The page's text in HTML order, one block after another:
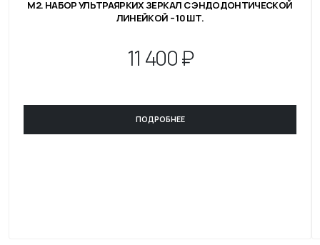
М2. НАБОР УЛЬТРАЯРКИХ ЗЕРКАЛ С ЭНДОДОНТИЧЕСКОЙ
ЛИНЕЙКОЙ – 10 ШТ.
11 400 ₽
ПОДРОБНЕЕ